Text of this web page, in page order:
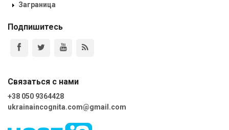
Заграница
Подпишитесь
Связаться с нами
+38 050 9364428
ukrainaincognita.com@gmail.com